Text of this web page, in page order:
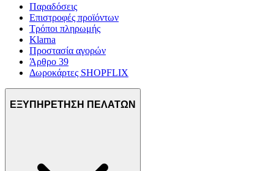
Παραδόσεις
Επιστροφές προϊόντων
Τρόποι πληρωμής
Klarna
Προστασία αγορών
Άρθρο 39
Δωροκάρτες SHOPFLIX
ΕΞΥΠΗΡΕΤΗΣΗ ΠΕΛΑΤΩΝ